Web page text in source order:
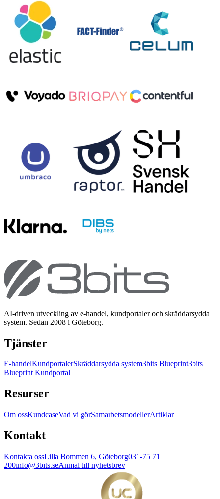
AI-driven utveckling av e-handel, kundportaler och skräddarsydda
system. Sedan 2008 i Göteborg.
Tjänster
E-handelKundportalerSkräddarsydda system3bits Blueprint3bits
Blueprint Kundportal
Resurser
Om ossKundcaseVad vi görSamarbetsmodellerArtiklar
Kontakt
Kontakta ossLilla Bommen 6, Göteborg031-75 71
200info@3bits.seAnmäl till nyhetsbrev